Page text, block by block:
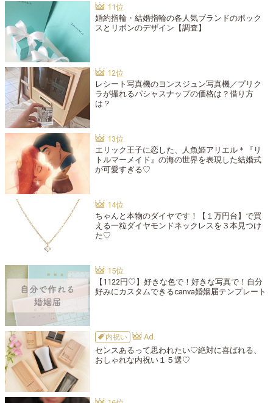
婚約指輪・結婚指輪の各人気ブランドのボック
スとリボンのデザイン【調査】
レシート写真機のヨンスジュン写真機／プリク
ラが撮れるパシャスナップの価格は？借り方
は？
エリック王子に恋した、人魚姫アリエル＊『リ
トルマーメイド』の海の世界を表現した結婚式
が可愛すぎる♡
ちゃんと本物のダイヤです！【１万円台】で買
える一粒ダイヤモンドネックレスを３本見つけ
た♡
【1122円♡】好きな色で！好きな写真で！自分
好みにカスタムできるcanva婚姻届テンプレート
内祝い
センスあるって思われたい♡絶対に喜ばれる、
おしゃれな内祝い１５選♡